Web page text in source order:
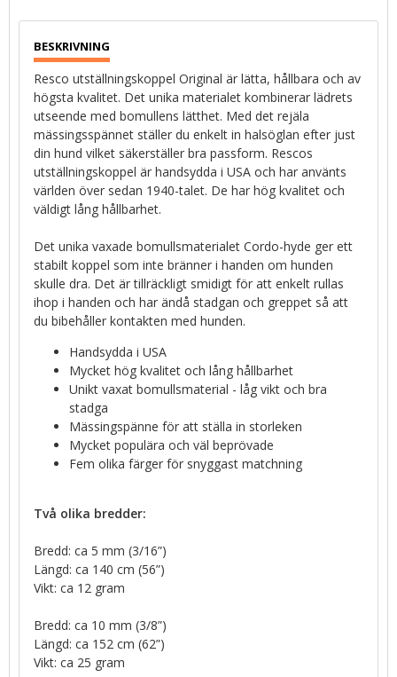
Resco utställningskoppel Original är lätta, hållbara och av
högsta kvalitet. Det unika materialet kombinerar lädrets
utseende med bomullens lätthet. Med det rejäla
mässingsspännet ställer du enkelt in halsöglan efter just
din hund vilket säkerställer bra passform. Rescos
utställningskoppel är handsydda i USA och har använts
världen över sedan 1940-talet. De har hög kvalitet och
väldigt lång hållbarhet.
Det unika vaxade bomullsmaterialet Cordo-hyde ger ett
stabilt koppel som inte bränner i handen om hunden
skulle dra. Det är tillräckligt smidigt för att enkelt rullas
ihop i handen och har ändå stadgan och greppet så att
du bibehåller kontakten med hunden.
Handsydda i USA
Mycket hög kvalitet och lång hållbarhet
Unikt vaxat bomullsmaterial - låg vikt och bra
stadga
Mässingspänne för att ställa in storleken
Mycket populära och väl beprövade
Fem olika färger för snyggast matchning
Två olika bredder:
Bredd: ca 5 mm (3/16”)
Längd: ca 140 cm (56”)
Vikt: ca 12 gram
Bredd: ca 10 mm (3/8”)
Längd: ca 152 cm (62”)
Vikt: ca 25 gram